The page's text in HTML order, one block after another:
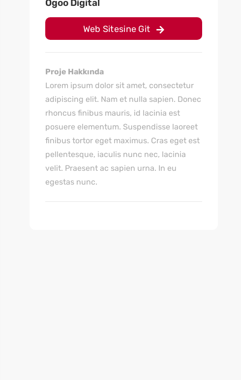
Ogoo Digital
Web Sitesine Git
Proje Hakkında
Lorem ipsum dolor sit amet, consectetur
adipiscing elit. Nam et nulla sapien. Donec
rhoncus finibus mauris, id lacinia est
posuere elementum. Suspendisse laoreet
finibus tortor eget maximus. Cras eget est
pellentesque, iaculis nunc nec, lacinia
velit. Praesent ac sapien urna. In eu
egestas nunc.